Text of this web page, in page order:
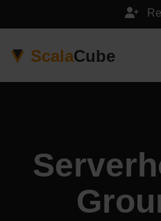
ScalaCube